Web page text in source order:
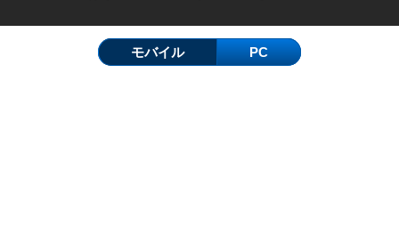
モバイル PC